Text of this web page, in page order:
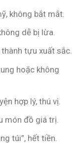
không bắt mắt.
dễ bị lừa.
tựu xuất sắc.
hoặc không
hợp lý, thú vị.
món đồ giá trị.
túi”, hết tiền.